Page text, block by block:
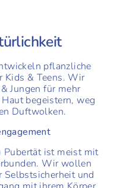
pflanzliche
Kids & Teens. Wir
Jungen für mehr
begeistern, weg
Duftwolken.
Pubertät ist meist mit
Wir wollen
Selbstsicherheit und